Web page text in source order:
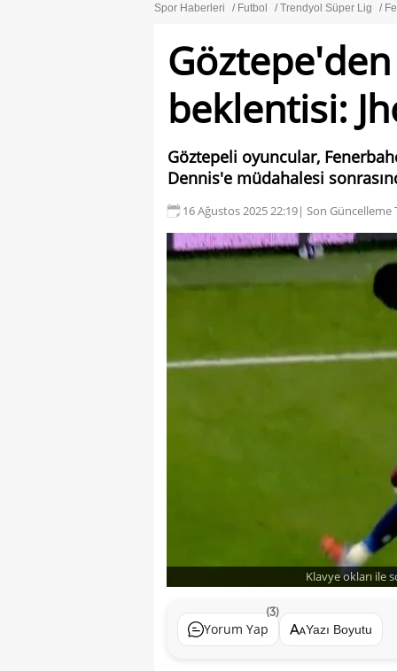
Spor Haberleri Futbol Trendyol Süper Lig
Göztepe'den
beklentisi:
Göztepeli oyuncular,
Dennis'e müdahalesi
16 Ağustos 2025 22:19| Son Güncelleme
Klavye okları ile
Yorum Yap
(3)
Yazı Boyutu